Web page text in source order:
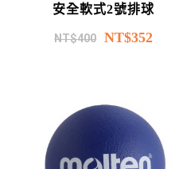
安全軟式2號排球
NT$400 NT$352